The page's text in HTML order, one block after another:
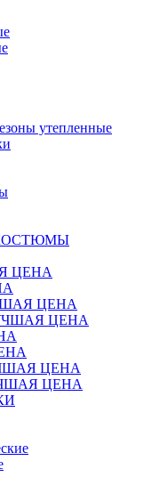
утепленные
ЦЕНА
ЦЕНА
ЦЕНА
ЦЕНА
ЦЕНА